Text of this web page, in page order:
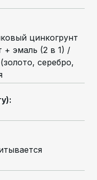
цинкогрунт
+ эмаль (2 в 1) /
серебро,
: